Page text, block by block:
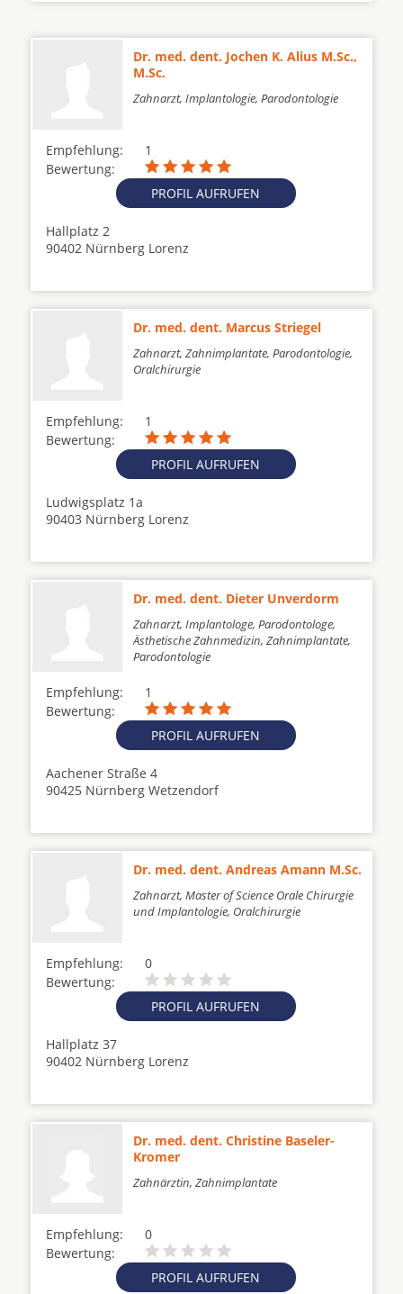
Dr. med. dent. Jochen K. Alius M.Sc.,
M.Sc.
Zahnarzt, Implantologie, Parodontologie
Empfehlung:
1
Bewertung:
PROFIL AUFRUFEN
Hallplatz 2
90402 Nürnberg Lorenz
Dr. med. dent. Marcus Striegel
Zahnarzt, Zahnimplantate, Parodontologie,
Oralchirurgie
Empfehlung:
1
Bewertung:
PROFIL AUFRUFEN
Ludwigsplatz 1a
90403 Nürnberg Lorenz
Dr. med. dent. Dieter Unverdorm
Zahnarzt, Implantologe, Parodontologe,
Ästhetische Zahnmedizin, Zahnimplantate,
Parodontologie
Empfehlung:
1
Bewertung:
PROFIL AUFRUFEN
Aachener Straße 4
90425 Nürnberg Wetzendorf
Dr. med. dent. Andreas Amann M.Sc.
Zahnarzt, Master of Science Orale Chirurgie
und Implantologie, Oralchirurgie
Empfehlung:
0
Bewertung:
PROFIL AUFRUFEN
Hallplatz 37
90402 Nürnberg Lorenz
Dr. med. dent. Christine Baseler-
Kromer
Zahnärztin, Zahnimplantate
Empfehlung:
0
Bewertung:
PROFIL AUFRUFEN